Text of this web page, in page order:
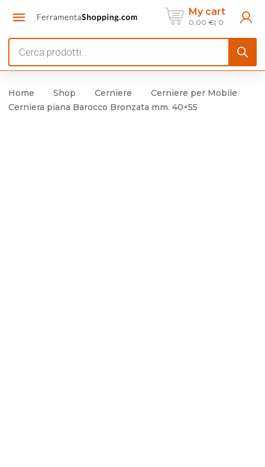
My cart
0,00 € 0
search
Home Shop Cerniere
Cerniere per Mobile
Cerniera piana Barocco Bronzata mm. 40×55